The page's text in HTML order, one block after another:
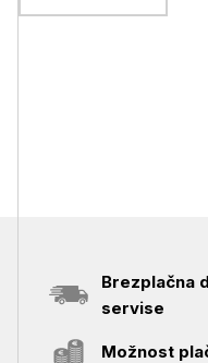
2000
Brezplačna
servise
Možnost